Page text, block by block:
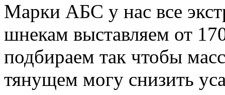
Марки АБС у нас все
шнекам выставляем от
подбираем так чтобы
тянущем могу снизить